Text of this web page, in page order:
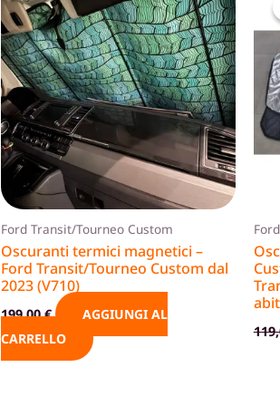
Ford Transit/Tourneo Custom
Oscuranti termici magnetici –
Ford Transit/Tourneo Custom dal
2023 (V710)
199,00€
AGGIUNGI AL
CARRELLO